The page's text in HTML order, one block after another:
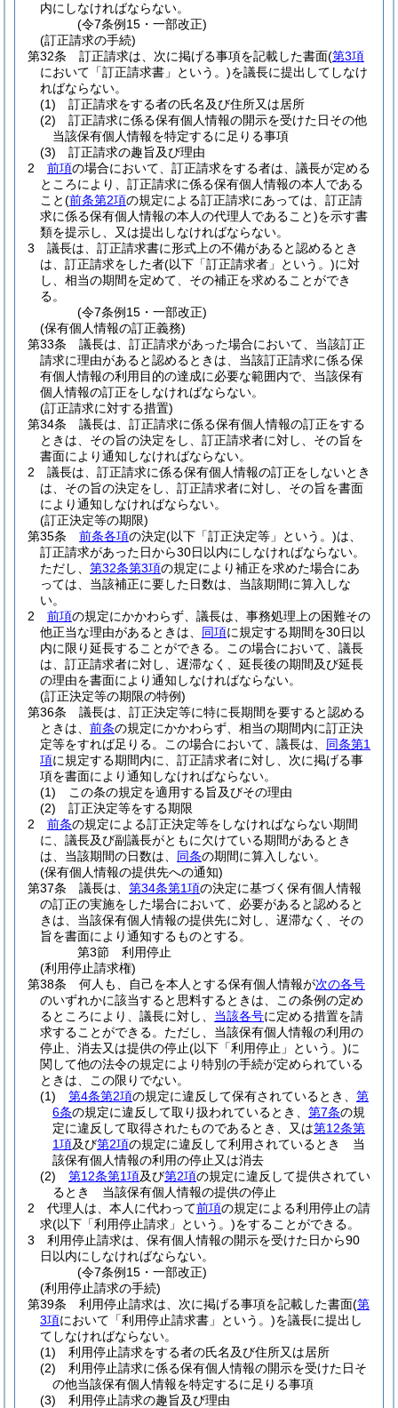
内にしなければならない。
(令7条例15・一部改正)
(訂正請求の手続)
第32条
訂正請求は、次に掲げる事項を記載した書面(第3項
において「訂正請求書」という。)を議長に提出してしなけ
ればならない。
(1)
訂正請求をする者の氏名及び住所又は居所
(2)
訂正請求に係る保有個人情報の開示を受けた日その他
当該保有個人情報を特定するに足りる事項
(3)
訂正請求の趣旨及び理由
2
前項の場合において、訂正請求をする者は、議長が定める
ところにより、訂正請求に係る保有個人情報の本人である
こと(前条第2項の規定による訂正請求にあっては、訂正請
求に係る保有個人情報の本人の代理人であること)を示す書
類を提示し、又は提出しなければならない。
3
議長は、訂正請求書に形式上の不備があると認めるとき
は、訂正請求をした者(以下「訂正請求者」という。)に対
し、相当の期間を定めて、その補正を求めることができ
る。
(令7条例15・一部改正)
(保有個人情報の訂正義務)
第33条
議長は、訂正請求があった場合において、当該訂正
請求に理由があると認めるときは、当該訂正請求に係る保
有個人情報の利用目的の達成に必要な範囲内で、当該保有
個人情報の訂正をしなければならない。
(訂正請求に対する措置)
第34条
議長は、訂正請求に係る保有個人情報の訂正をする
ときは、その旨の決定をし、訂正請求者に対し、その旨を
書面により通知しなければならない。
2
議長は、訂正請求に係る保有個人情報の訂正をしないとき
は、その旨の決定をし、訂正請求者に対し、その旨を書面
により通知しなければならない。
(訂正決定等の期限)
第35条
前条各項の決定(以下「訂正決定等」という。)は、
訂正請求があった日から30日以内にしなければならない。
ただし、 第32条第3項の規定により補正を求めた場合にあ
っては、当該補正に要した日数は、当該期間に算入しな
い。
2
前項の規定にかかわらず、議長は、事務処理上の困難その
他正当な理由があるときは、 同項に規定する期間を30日以
内に限り延長することができる。
この場合において、議長
は、訂正請求者に対し、遅滞なく、延長後の期間及び延長
の理由を書面により通知しなければならない。
(訂正決定等の期限の特例)
第36条
議長は、訂正決定等に特に長期間を要すると認める
ときは、 前条の規定にかかわらず、相当の期間内に訂正決
定等をすれば足りる。
この場合において、議長は、 同条第1
項に規定する期間内に、訂正請求者に対し、次に掲げる事
項を書面により通知しなければならない。
(1)
この条の規定を適用する旨及びその理由
(2)
訂正決定等をする期限
2
前条の規定による訂正決定等をしなければならない期間
に、議長及び副議長がともに欠けている期間があるとき
は、当該期間の日数は、 同条の期間に算入しない。
(保有個人情報の提供先への通知)
第37条
議長は、 第34条第1項の決定に基づく保有個人情報
の訂正の実施をした場合において、必要があると認めると
きは、当該保有個人情報の提供先に対し、遅滞なく、その
旨を書面により通知するものとする。
第3節
利用停止
(利用停止請求権)
第38条
何人も、自己を本人とする保有個人情報が次の各号
のいずれかに該当すると思料するときは、この条例の定め
るところにより、議長に対し、 当該各号に定める措置を請
求することができる。 ただし、当該保有個人情報の利用の
停止、消去又は提供の停止(以下「利用停止」という。)に
関して他の法令の規定により特別の手続が定められている
ときは、この限りでない。
(1)
第4条第2項の規定に違反して保有されているとき、 第
6条の規定に違反して取り扱われているとき、 第7条の規
定に違反して取得されたものであるとき、又は第12条第
1項及び第2項の規定に違反して利用されているとき 当
該保有個人情報の利用の停止又は消去
(2)
第12条第1項及び第2項の規定に違反して提供されてい
るとき 当該保有個人情報の提供の停止
2
代理人は、本人に代わって前項の規定による利用停止の請
求(以下「利用停止請求」という。)をすることができる。
3
利用停止請求は、保有個人情報の開示を受けた日から90
日以内にしなければならない。
(令7条例15・一部改正)
(利用停止請求の手続)
第39条
利用停止請求は、次に掲げる事項を記載した書面(第
3項において「利用停止請求書」という。)を議長に提出し
てしなければならない。
(1)
利用停止請求をする者の氏名及び住所又は居所
(2)
利用停止請求に係る保有個人情報の開示を受けた日そ
の他当該保有個人情報を特定するに足りる事項
(3)
利用停止請求の趣旨及び理由